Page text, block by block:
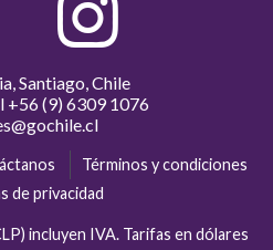
Santiago, Chile
+56 (9) 6309 1076
Términos y condiciones
de privacidad
incluyen IVA. Tarifas en dólares